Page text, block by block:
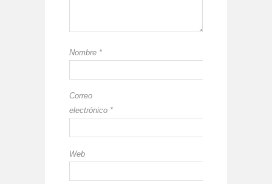
Nombre *
Correo
electrónico *
Web